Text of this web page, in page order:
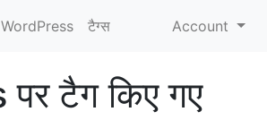
WordPress टैग्‍स Account
टैग किए गए